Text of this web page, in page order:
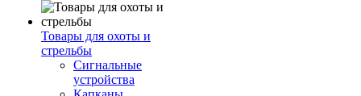
Товары для охоты и
стрельбы
Сигнальные
устройства